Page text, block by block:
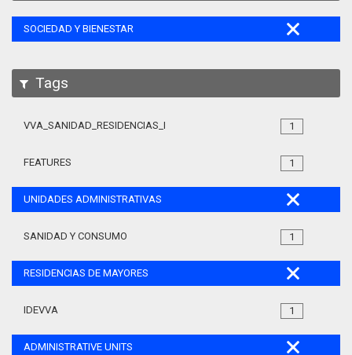
SOCIEDAD Y BIENESTAR
Tags
1
VVA_SANIDAD_RESIDENCIAS_MAYORES_105
1
FEATURES
UNIDADES ADMINISTRATIVAS
1
SANIDAD Y CONSUMO
RESIDENCIAS DE MAYORES
1
IDEVVA
ADMINISTRATIVE UNITS